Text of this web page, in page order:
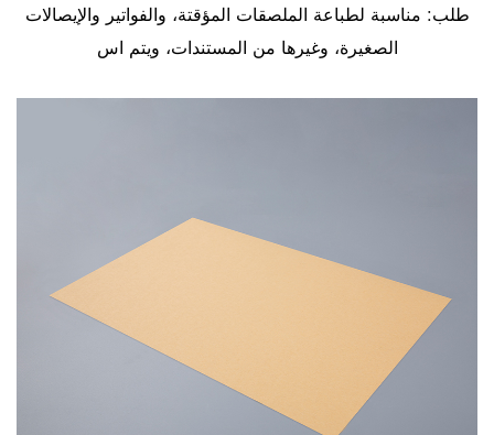
طلب: مناسبة لطباعة الملصقات المؤقتة، والفواتير والإيصالات
الصغيرة، وغيرها من المستندات، ويتم اس